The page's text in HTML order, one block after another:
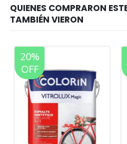
20%
OFF